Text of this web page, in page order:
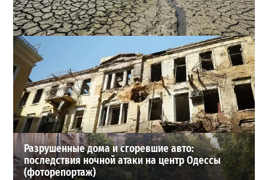
Днестр рекордно обмелел: одесситов просят срочно
экономить воду
29-07-2026 в 19:28
ВИБОР РЕДАКЦИИ
Разрушенные дома и сгоревшие авто:
последствия ночной атаки на центр Одессы
(фоторепортаж)